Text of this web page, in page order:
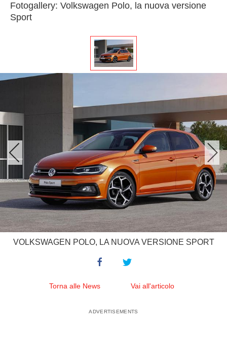
Fotogallery: Volkswagen Polo, la nuova versione
Sport
VOLKSWAGEN POLO, LA NUOVA VERSIONE SPORT
Torna alle News Vai all'articolo